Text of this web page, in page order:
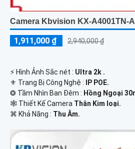
Camera Kbvision KX-A4001TN-A
1,911,000 ₫ 2,940,000 ₫
️⚡ Hình Ảnh Sắc nét : Ultra 2k .
⚜️ Trang Bị Công Nghệ :
IP POE.
❂ Tầm Nhìn Ban Đêm : Hồng Ngoại
🕸️ Thiết Kế Camera Thân Kim loại.
️⌘ Khả Năng : Thu Âm.